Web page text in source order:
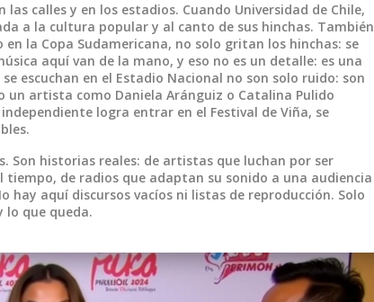
las calles y en los estadios. Cuando Universidad de Chile,
a la cultura popular y al canto de sus hinchas. También
la Copa Sudamericana, no solo gritan los hinchas: se
aquí van de la mano, y eso no es un detalle: es una
escuchan en el Estadio Nacional no son solo ruido: son
un artista como Daniela Aránguiz o Catalina Pulido
logra entrar en el Festival de Viña, se
Son historias reales: de artistas que luchan por ser
tiempo, de radios que adaptan su sonido a una audiencia
hay aquí discursos vacíos ni listas de reproducción. Solo
lo que queda.